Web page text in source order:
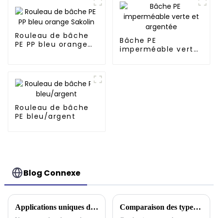
Rouleau de bâche
PE PP bleu orange
Bâche PE
imperméable verte
Rouleau de bâche
PE bleu/argent
Blog Connexe
Applications uniques de la bâche en PVC dans diverses industries Comparaison des types de toitures en bâche selon les conditions météorologiques